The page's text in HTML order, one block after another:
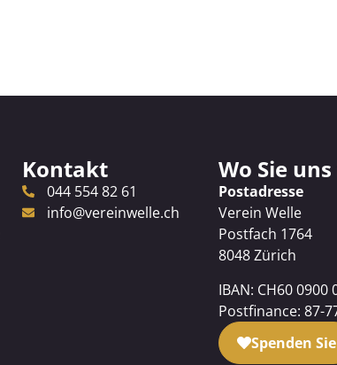
Kontakt
044 554 82 61
info@vereinwelle.ch
Wo Sie
Postadresse
Verein Welle
Postfach 1764
8048 Zürich
IBAN: CH60 0900
Postfinance: 87-
Spenden Sie